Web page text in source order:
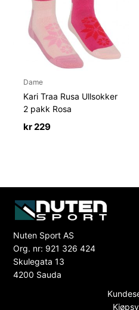
Dame
Kari Traa Rusa Ullsokker
2 pakk Rosa
kr229
Nuten Sport AS
Org. nr: 921 326 424
Skulegata 13
4200 Sauda